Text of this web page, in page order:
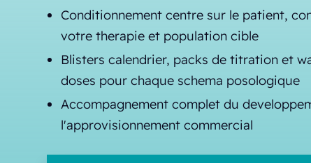
Conditionnement centre sur le patient,
votre therapie et population cible
Blisters calendrier, packs de titration et
doses pour chaque schema posologique
Accompagnement complet du
l'approvisionnement commercial